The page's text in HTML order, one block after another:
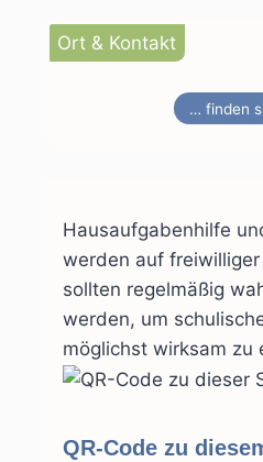
Hausaufgabenhilfe
werden auf
sollten regelmäßig
werden, um
möglichst wirksam zu
QR-Code zu
Ort & Kontakt
… finden